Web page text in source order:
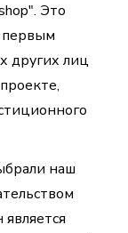
Это
первым
других лиц
наш